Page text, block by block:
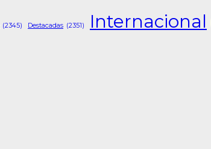
(2345) Destacadas (2351) Internacional